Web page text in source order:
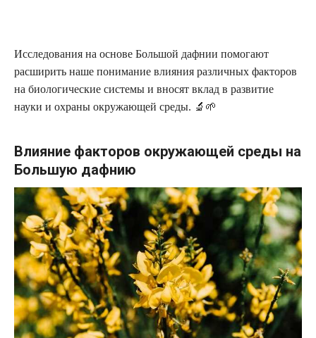
Исследования на основе Большой дафнии помогают
расширить наше понимание влияния различных факторов
на биологические системы и вносят вклад в развитие
науки и охраны окружающей среды. 🔬🌱
Влияние факторов окружающей среды на
Большую дафнию